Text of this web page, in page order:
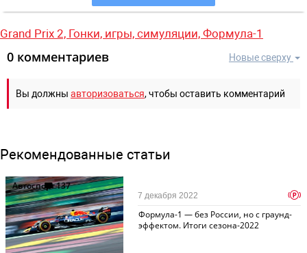
Grand Prix 2, Гонки, игры, симуляции, Формула-1
Новые сверху
0 комментариев
Вы должны авторизоваться, чтобы оставить комментарий
Рекомендованные статьи
Автоспорт137
Формула-1 — без России, но с граунд-
эффектом. Итоги сезона-2022
7 декабря 2022 p